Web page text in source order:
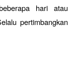
hari atau
pertimbangkan